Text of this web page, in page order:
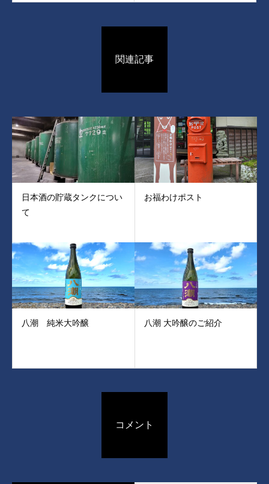
関連記事
日本酒の貯蔵タンクについ
て
お福わけポスト
八潮 純米大吟醸 八潮 大吟醸のご紹介
コメント